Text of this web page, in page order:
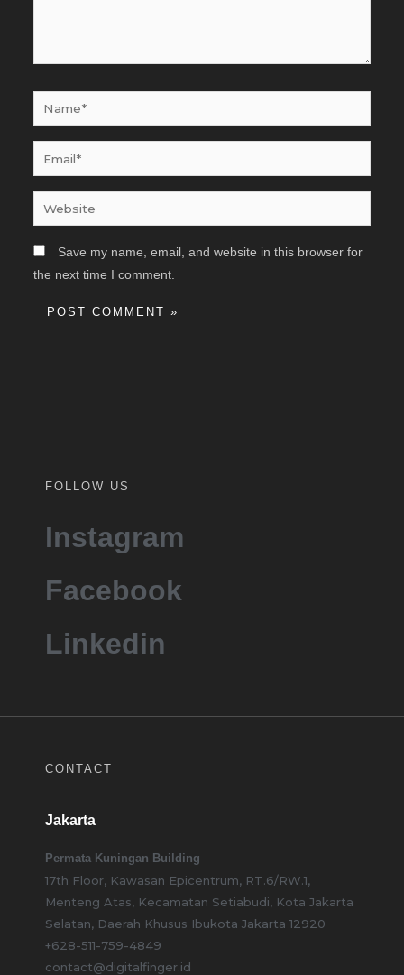
Name*
Website
Save my name, email, and website in this browser for
the next time I comment.
FOLLOW US
Instagram
Facebook
Linkedin
CONTACT
Jakarta
Permata Kuningan Building
17th Floor, Kawasan Epicentrum, RT.6/RW.1,
Menteng Atas, Kecamatan Setiabudi, Kota Jakarta
Selatan, Daerah Khusus Ibukota Jakarta 12920
+628-511-759-4849
contact@digitalfinger.id